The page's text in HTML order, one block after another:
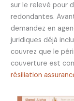
sur le relevé pour
redondantes.
demandez en
juridiques déjà
couvrez que le
couverture est
résiliation